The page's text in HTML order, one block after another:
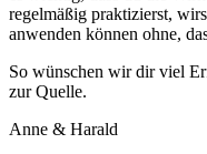
regelmäßig praktizierst,
anwenden können ohne,
So wünschen wir dir viel
zur Quelle.
Anne & Harald